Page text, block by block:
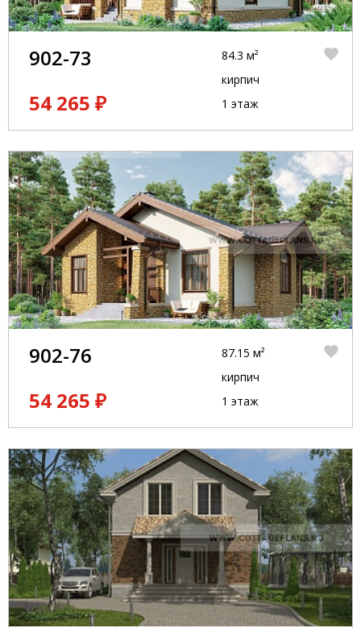
902-73
54 265 ₽
84.3 м²
кирпич
1 этаж
902-76
54 265 ₽
87.15 м²
кирпич
1 этаж